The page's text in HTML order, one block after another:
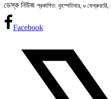
ডেস্ক নিউজ প্রকাশিত: বৃহস্পতিবার, ৬
Facebook